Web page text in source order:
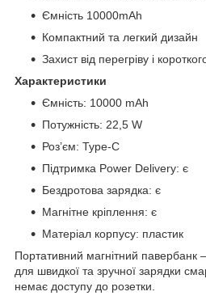
Ємність 10000mAh
Компактний та легкий дизайн
Захист від перегріву і
Характеристики
Ємність: 10000 mAh
Потужність: 22,5 W
Роз’єм: Type-C
Підтримка Power Delivery: є
Бездротова зарядка: є
Магнітне кріплення: є
Матеріал корпусу: пластик
Портативний магнітний павербанк
для швидкої та зручної зарядки
немає доступу до розетки.​